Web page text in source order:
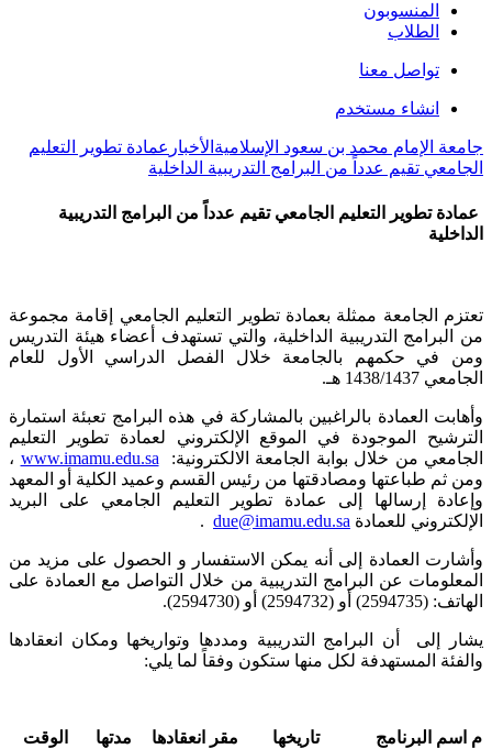
المنسوبون
الطلاب
تواصل معنا
انشاء مستخدم
جامعة الإمام محمد بن سعود الإسلاميةالأخبارعمادة تطوير التعليم
الجامعي تقيم عدداً من البرامج التدريبية الداخلية
عمادة تطوير التعليم الجامعي تقيم عدداً من البرامج التدريبية
الداخلية
​تعتزم الجامعة ممثلة بعمادة تطوير التعليم الجامعي إقامة مجموعة
من البرامج التدريبية الداخلية، والتي تستهدف أعضاء هيئة التدريس
ومن في حكمهم بالجامعة خلال الفصل الدراسي الأول للعام
الجامعي 1438/1437 هـ.
وأهابت العمادة بالراغبين بالمشاركة في هذه البرامج تعبئة استمارة
الترشيح الموجودة في الموقع الإلكتروني لعمادة تطوير التعليم
الجامعي من خلال بوابة الجامعة الالكترونية:
www.imamu.edu.sa،
ومن ثم طباعتها ومصادقتها من رئيس القسم وعميد الكلية أو المعهد
وإعادة إرسالها إلى عمادة تطوير التعليم الجامعي على البريد
الإلكتروني للعمادةdue@imamu.edu.sa
.
وأشارت العمادة إلى أنه يمكن الاستفسار و الحصول على مزيد من
المعلومات عن البرامج التدريبية من خلال التواصل مع العمادة على
الهاتف: (2594735) أو (2594732) أو (2594730).
يشار إلى أن البرامج التدريبية ومددها وتواريخها ومكان انعقادها
والفئة المستهدفة لكل منها ستكون وفقاً لما يلي:
م اسم البرنامج تاريخها مقر انعقادها مدتها الوقت